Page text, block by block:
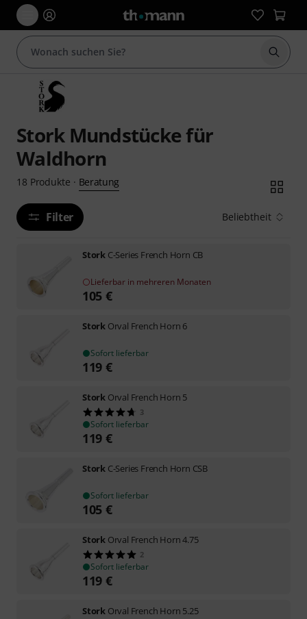
Suche
Stork Mundstücke für
Waldhorn
18 Produkte · Beratung
Filter Beliebtheit
Stork C-Series French Horn CB
Lieferbar in mehreren Monaten
105 €
Stork Orval French Horn 6
Sofort lieferbar
119 €
Stork Orval French Horn 5
3
Sofort lieferbar
119 €
Stork C-Series French Horn CSB
Sofort lieferbar
105 €
Stork Orval French Horn 4.75
2
Sofort lieferbar
119 €
Stork Orval French Horn 5.25